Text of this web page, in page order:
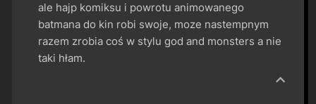
ale hajp komiksu i powrotu animowanego
batmana do kin robi swoje, moze nastempnym
razem zrobia coś w stylu god and monsters a nie
taki hłam.